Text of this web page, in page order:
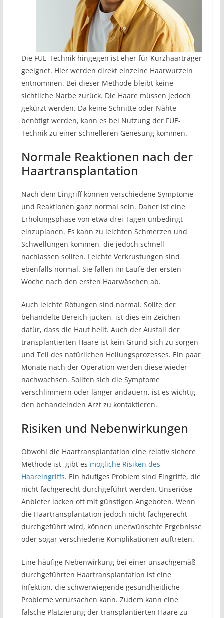
Die FUE-Technik hingegen ist eher für Kurzhaarträger
geeignet. Hier werden direkt einzelne Haarwurzeln
entnommen. Bei dieser Methode bleibt keine
sichtliche Narbe zurück. Die Haare müssen jedoch
gekürzt werden. Da keine Schnitte oder Nähte
benötigt werden, kann es bei Nutzung der FUE-
Technik zu einer schnelleren Genesung kommen.
Normale Reaktionen nach der
Haartransplantation
Nach dem Eingriff können verschiedene Symptome
und Reaktionen ganz normal sein. Daher ist eine
Erholungsphase von etwa drei Tagen unbedingt
einzuplanen. Es kann zu leichten Schmerzen und
Schwellungen kommen, die jedoch schnell
nachlassen sollten. Leichte Verkrustungen sind
ebenfalls normal. Sie fallen im Laufe der ersten
Woche nach den ersten Haarwäschen ab.
Auch leichte Rötungen sind normal. Sollte der
behandelte Bereich jucken, ist dies ein Zeichen
dafür, dass die Haut heilt. Auch der Ausfall der
transplantierten Haare ist kein Grund sich zu sorgen
und Teil des natürlichen Heilungsprozesses. Ein paar
Monate nach der Operation werden diese wieder
nachwachsen. Sollten sich die Symptome
verschlimmern oder länger andauern, ist es wichtig,
den behandelnden Arzt zu kontaktieren.
Risiken und Nebenwirkungen
Obwohl die Haartransplantation eine relativ sichere
Methode ist, gibt es mögliche Risiken des
Haareingriffs. Ein häufiges Problem sind Eingriffe, die
nicht fachgerecht durchgeführt werden. Unseriöse
Anbieter locken oft mit günstigen Angeboten. Wenn
die Haartransplantation jedoch nicht fachgerecht
durchgeführt wird, können unerwünschte Ergebnisse
oder sogar verschiedene Komplikationen auftreten.
Eine häufige Nebenwirkung bei einer unsachgemäß
durchgeführten Haartransplantation ist eine
Infektion, die schwerwiegende gesundheitliche
Probleme verursachen kann. Zudem kann eine
falsche Platzierung der transplantierten Haare zu